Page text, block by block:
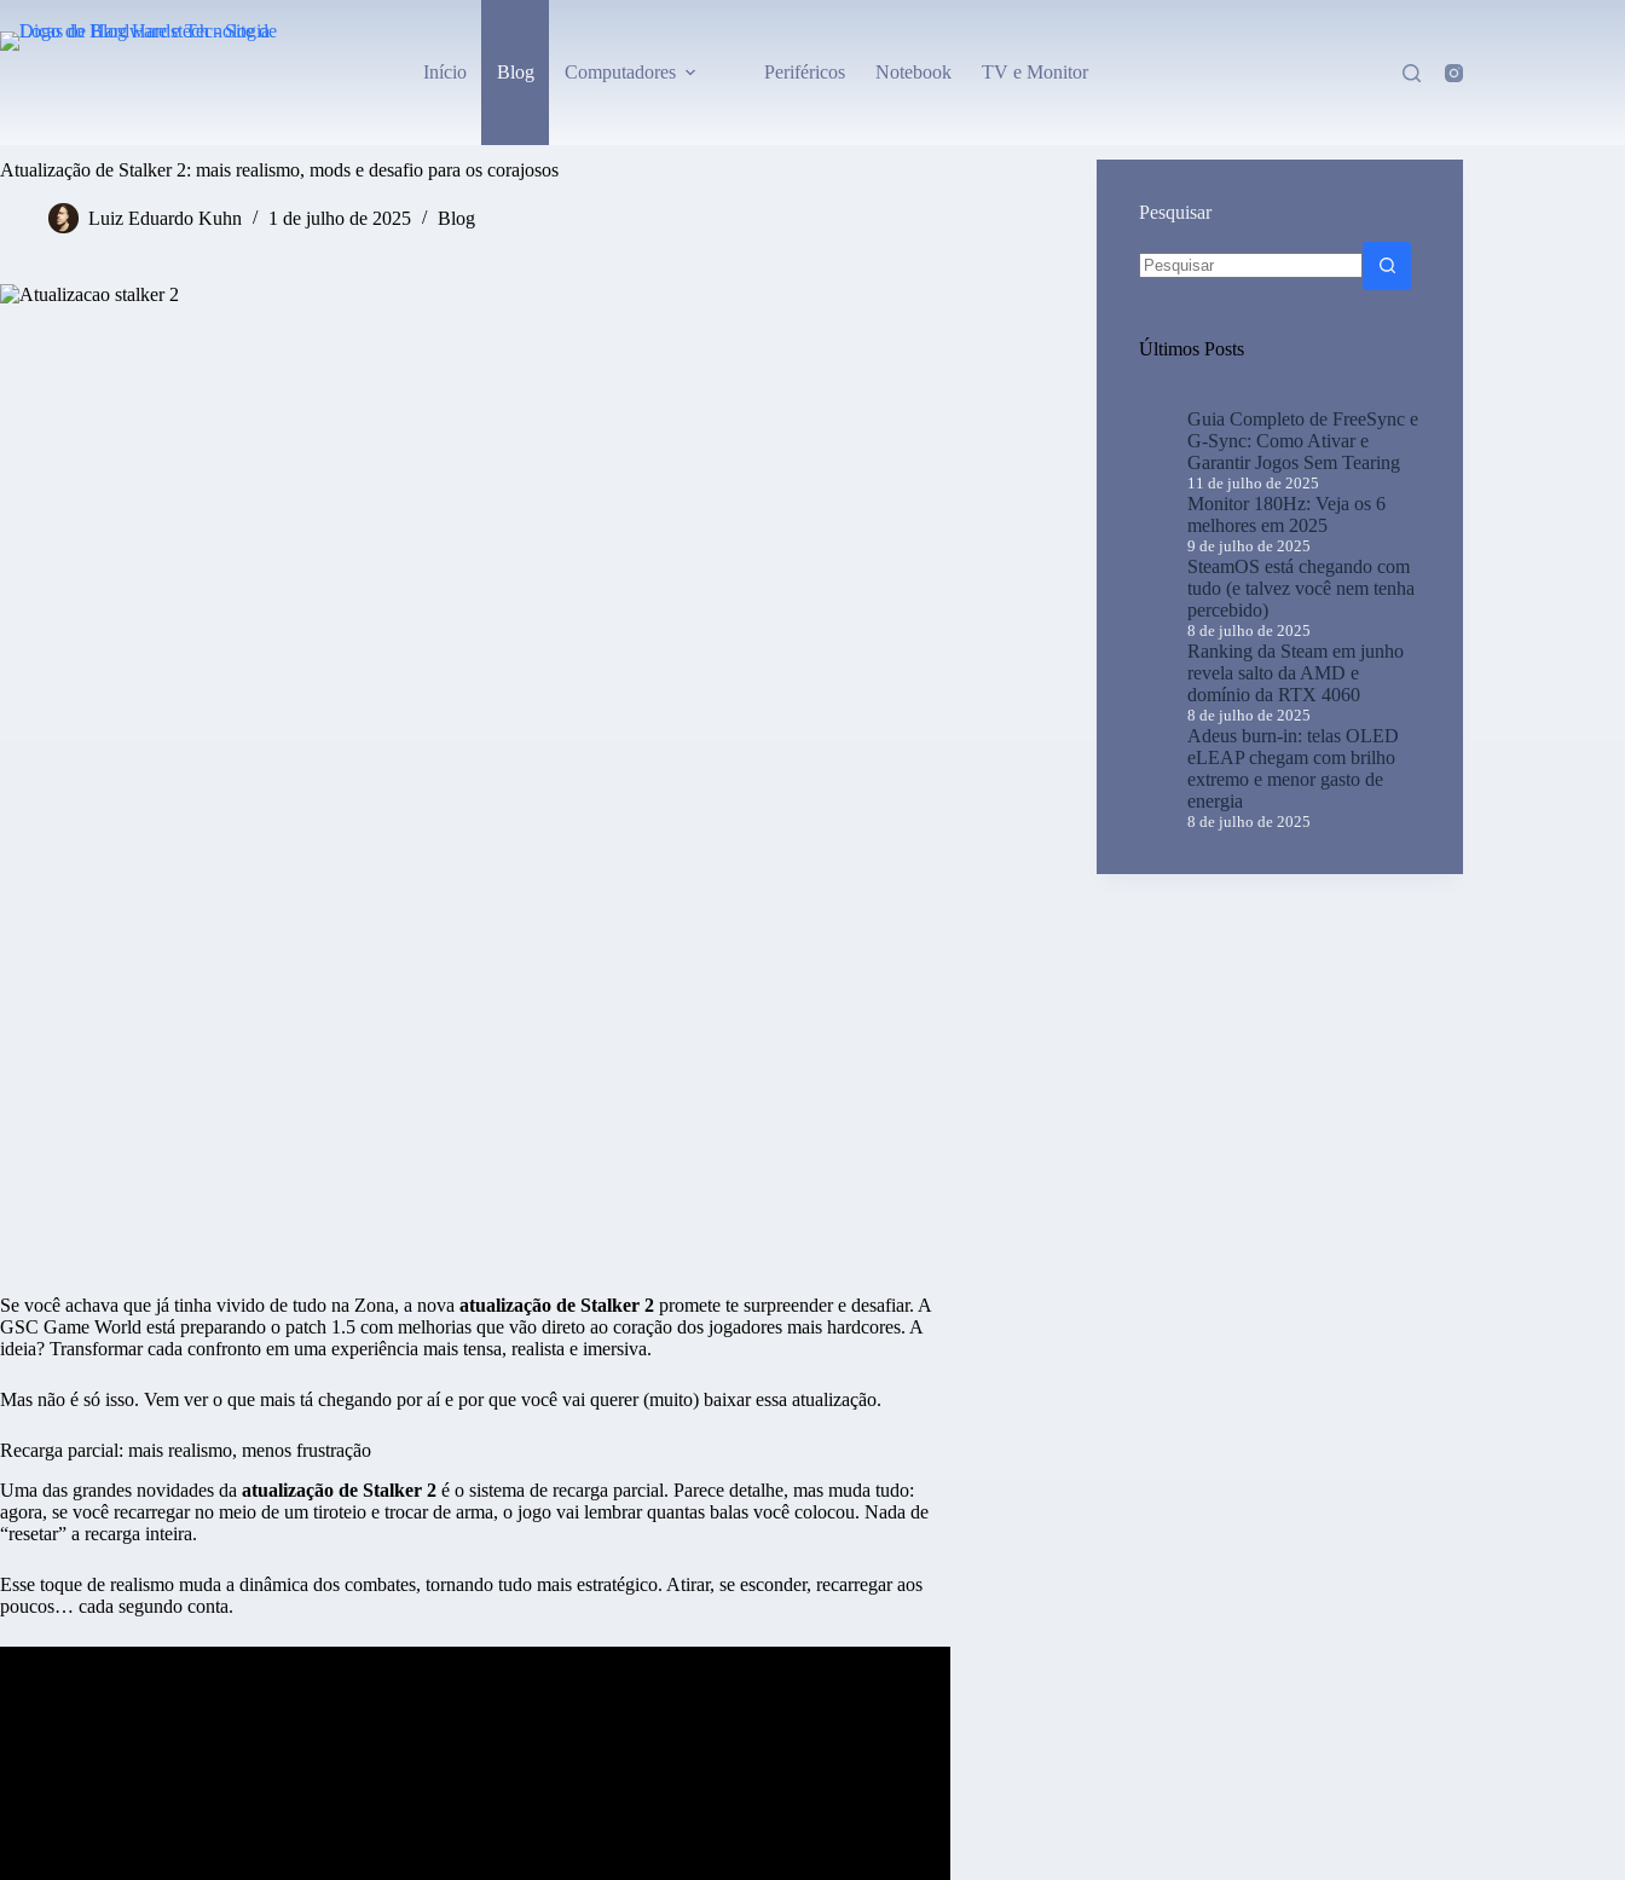
para
o
Início Blog Computadores Periféricos Notebook TV e Monitor
Atualização de Stalker 2: mais realismo, mods e desafio para os corajosos
Luiz Eduardo Kuhn 1 de julho de 2025 Blog
Se você achava que já tinha vivido de tudo na Zona, a nova atualização de Stalker 2 promete te surpreender e desafiar. A
GSC Game World está preparando o patch 1.5 com melhorias que vão direto ao coração dos jogadores mais hardcores. A
ideia? Transformar cada confronto em uma experiência mais tensa, realista e imersiva.
Mas não é só isso. Vem ver o que mais tá chegando por aí e por que você vai querer (muito) baixar essa atualização.
Recarga parcial: mais realismo, menos frustração
Uma das grandes novidades da atualização de Stalker 2 é o sistema de recarga parcial. Parece detalhe, mas muda tudo:
agora, se você recarregar no meio de um tiroteio e trocar de arma, o jogo vai lembrar quantas balas você colocou. Nada de
“resetar” a recarga inteira.
Esse toque de realismo muda a dinâmica dos combates, tornando tudo mais estratégico. Atirar, se esconder, recarregar aos
poucos… cada segundo conta.
Pesquisar
Últimos Posts
Guia Completo de FreeSync e
G-Sync: Como Ativar e
Garantir Jogos Sem Tearing
11 de julho de 2025
Monitor 180Hz: Veja os 6
melhores em 2025
9 de julho de 2025
SteamOS está chegando com
tudo (e talvez você nem tenha
percebido)
8 de julho de 2025
Ranking da Steam em junho
revela salto da AMD e
domínio da RTX 4060
8 de julho de 2025
Adeus burn-in: telas OLED
eLEAP chegam com brilho
extremo e menor gasto de
energia
8 de julho de 2025